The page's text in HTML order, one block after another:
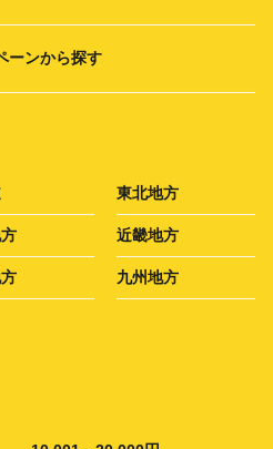
ーンから探す
東北地方
近畿地方
九州地方